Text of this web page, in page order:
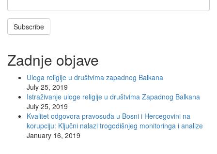
Subscribe
Zadnje objave
Uloga religije u društvima zapadnog Balkana
July 25, 2019
Istraživanje uloge religije u društvima Zapadnog Balkana
July 25, 2019
Kvalitet odgovora pravosuđa u Bosni i Hercegovini na
korupciju: Ključni nalazi trogodišnjeg monitoringa i analize
January 16, 2019